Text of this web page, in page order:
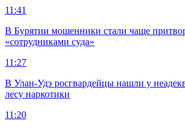
11:41
В Бурятии мошенники стали чаще
«сотрудниками суда»
11:27
В Улан-Удэ росгвардейцы нашли у
лесу наркотики
11:20